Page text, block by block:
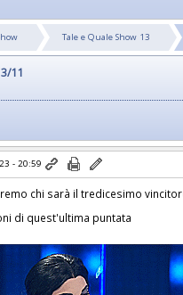
Tale e Quale Show 13
11
- 20:59
chi sarà il tredicesimo
di quest'ultima puntata